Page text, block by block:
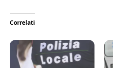
Correlati